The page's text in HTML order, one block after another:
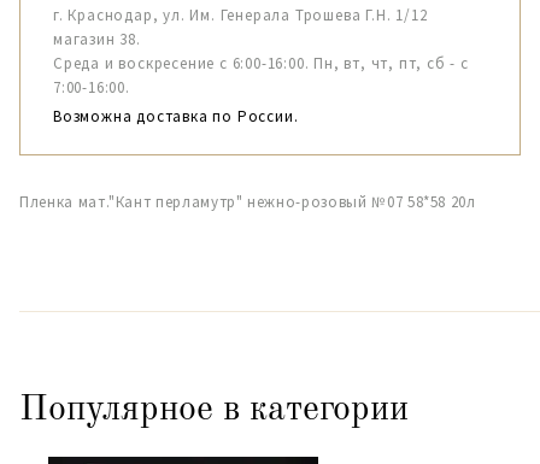
г. Краснодар, ул. Им. Генерала Трошева Г.Н. 1/12
магазин 38.
Среда и воскресение с 6:00-16:00. Пн, вт, чт, пт, сб - с
7:00-16:00.
Возможна доставка по России.
Пленка мат."Кант перламутр" нежно-розовый №07 58*58 20л
Популярное в категории